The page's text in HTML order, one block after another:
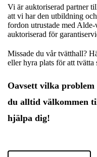
Vi är auktoriserad partner
att vi har den utbildning
fordon utrustade med
auktoriserad för
Missade du vår tvätthall?
eller hyra plats för att tvätta
Oavsett vilka
du alltid välkommen
hjälpa dig!